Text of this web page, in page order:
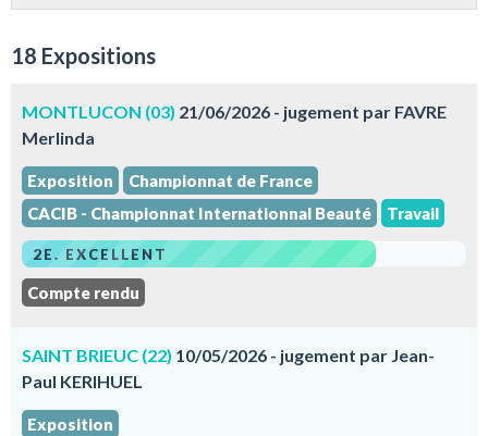
18 Expositions
MONTLUCON (03) 21/06/2026 - jugement par FAVRE
Merlinda
Exposition
Championnat de France
CACIB - Championnat Internationnal Beauté
Travail
2E. EXCELLENT
Compte rendu
SAINT BRIEUC (22) 10/05/2026 - jugement par Jean-
Paul KERIHUEL
Exposition